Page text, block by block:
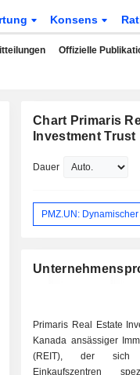
Konsens
Offizielle
Chart Primaris
Investment Trust
Dauer
PMZ.UN:
Primaris Real Estate
Kanada ansässiger
(REIT), der sich
Einkaufszentren